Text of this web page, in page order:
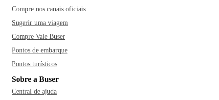
Compre nos canais oficiais
Sugerir uma viagem
Compre Vale Buser
Pontos de embarque
Pontos turísticos
Sobre a Buser
Central de ajuda